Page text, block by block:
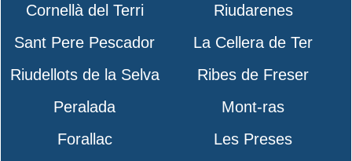
Cornellà del Terri
Riudarenes
Sant Pere Pescador
La Cellera de Ter
Riudellots de la Selva
Ribes de Freser
Peralada
Mont-ras
Forallac
Les Preses